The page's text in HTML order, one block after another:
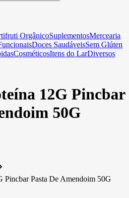
OrgânicoSuplementosMercearia
Doces SaudáveisSem Glúten
CosméticosItens do LarDiversos
12G Pincbar
50G
Pincbar Pasta De Amendoim 50G